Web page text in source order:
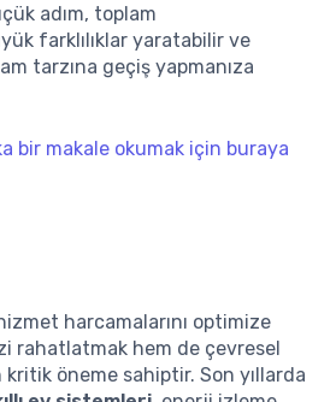
adım, toplam
farklılıklar yaratabilir ve
tarzına geçiş yapmanıza
bir makale okumak için buraya
harcamalarını optimize
rahatlatmak hem de çevresel
öneme sahiptir. Son yıllarda